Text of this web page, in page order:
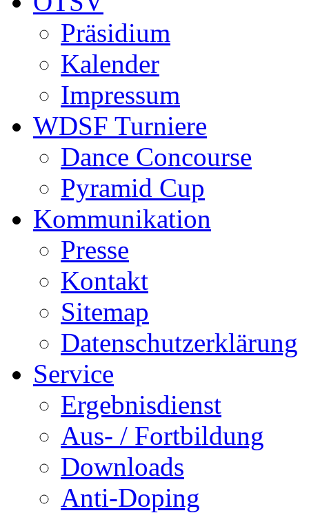
Präsidium
Kalender
Impressum
WDSF Turniere
Dance Concourse
Pyramid Cup
Kommunikation
Presse
Kontakt
Sitemap
Datenschutzerklärung
Service
Ergebnisdienst
Aus- / Fortbildung
Downloads
Anti-Doping